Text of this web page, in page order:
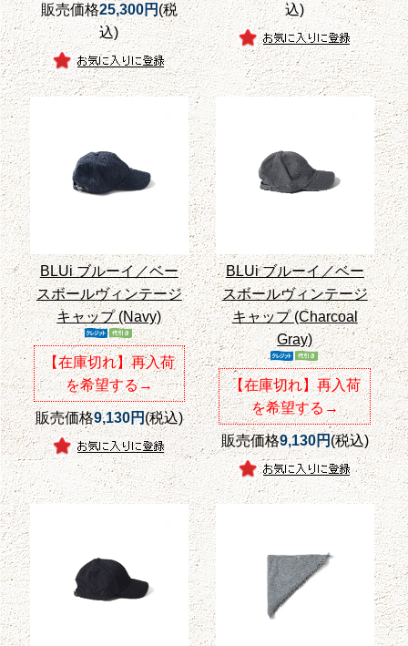
販売価格25,300円(税
込)
込)
BLUi ブルーイ／ベー
スボールヴィンテージ
キャップ (Navy)
【在庫切れ】再入荷
を希望する→
販売価格9,130円(税込)
BLUi ブルーイ／ベー
スボールヴィンテージ
キャップ (Charcoal
Gray)
【在庫切れ】再入荷
を希望する→
販売価格9,130円(税込)